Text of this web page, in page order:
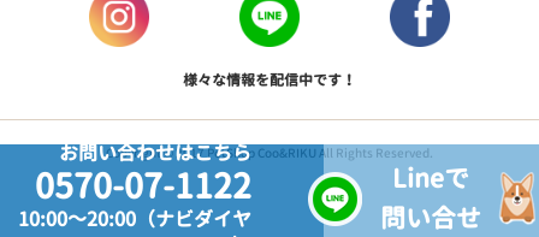
お問い合わせはこちら
0570-07-1122
10:00～20:00（ナビダイヤ
Lineで
問い合せ
様々な情報を配信中です！
Copyright © 2017 PetShop Coo&RIKU All Rights Reserved.